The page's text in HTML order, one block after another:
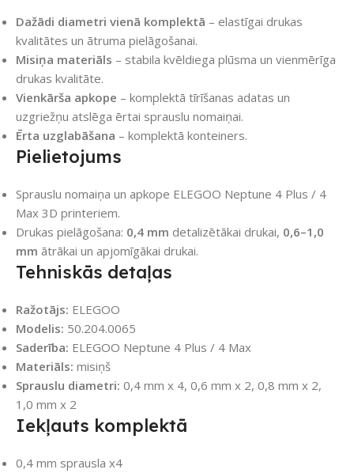
Dažādi diametri vienā komplektā – elastīgai drukas
kvalitātes un ātruma pielāgošanai.
Misiņa materiāls – stabila kvēldiega plūsma un vienmērīga
drukas kvalitāte.
Vienkārša apkope – komplektā tīrīšanas adatas un
uzgriežņu atslēga ērtai sprauslu nomaiņai.
Ērta uzglabāšana – komplektā konteiners.
Pielietojums
Sprauslu nomaiņa un apkope ELEGOO Neptune 4 Plus / 4
Max 3D printeriem.
Drukas pielāgošana: 0,4 mm detalizētākai drukai, 0,6–1,0
mm ātrākai un apjomīgākai drukai.
Tehniskās detaļas
Ražotājs: ELEGOO
Modelis: 50.204.0065
Saderība: ELEGOO Neptune 4 Plus / 4 Max
Materiāls: misiņš
Sprauslu diametri: 0,4 mm x 4, 0,6 mm x 2, 0,8 mm x 2,
1,0 mm x 2
Iekļauts komplektā
0,4 mm sprausla x4